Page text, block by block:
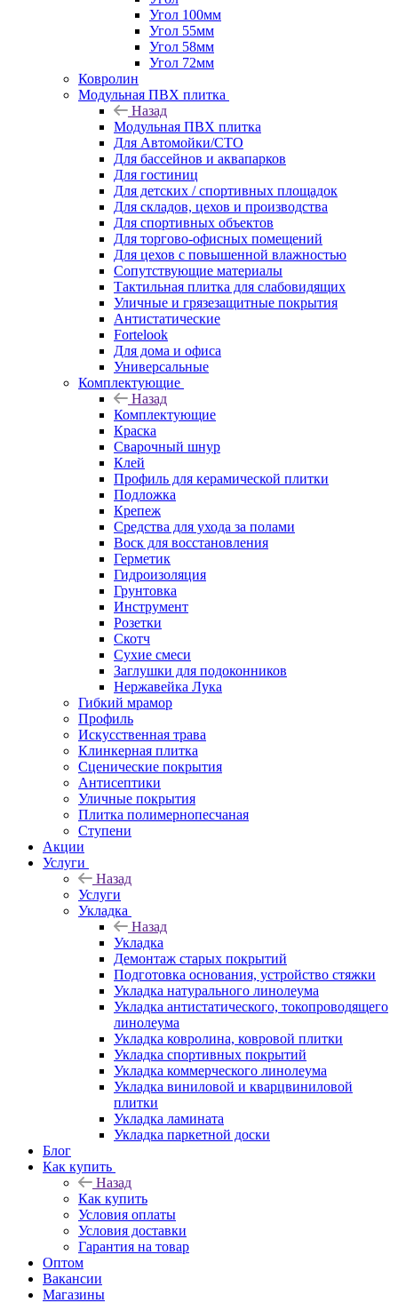
Угол 100мм
Угол 55мм
Угол 58мм
Угол 72мм
Ковролин
Модульная ПВХ плитка
Назад
Модульная ПВХ плитка
Для Автомойки/СТО
Для бассейнов и аквапарков
Для гостиниц
Для детских / спортивных площадок
Для складов, цехов и производства
Для спортивных объектов
Для торгово-офисных помещений
Для цехов с повышенной влажностью
Сопутствующие материалы
Тактильная плитка для слабовидящих
Уличные и грязезащитные покрытия
Антистатические
Fortelook
Для дома и офиса
Универсальные
Комплектующие
Назад
Комплектующие
Краска
Сварочный шнур
Клей
Профиль для керамической плитки
Подложка
Крепеж
Средства для ухода за полами
Воск для восстановления
Герметик
Гидроизоляция
Грунтовка
Инструмент
Розетки
Скотч
Сухие смеси
Заглушки для подоконников
Нержавейка Лука
Гибкий мрамор
Профиль
Искусственная трава
Клинкерная плитка
Сценические покрытия
Антисептики
Уличные покрытия
Плитка полимернопесчаная
Ступени
Акции
Услуги
Назад
Услуги
Укладка
Назад
Укладка
Демонтаж старых покрытий
Подготовка основания, устройство стяжки
Укладка натурального линолеума
Укладка антистатического, токопроводящего
линолеума
Укладка ковролина, ковровой плитки
Укладка спортивных покрытий
Укладка коммерческого линолеума
Укладка виниловой и кварцвиниловой
плитки
Укладка ламината
Укладка паркетной доски
Блог
Как купить
Назад
Как купить
Условия оплаты
Условия доставки
Гарантия на товар
Оптом
Вакансии
Магазины